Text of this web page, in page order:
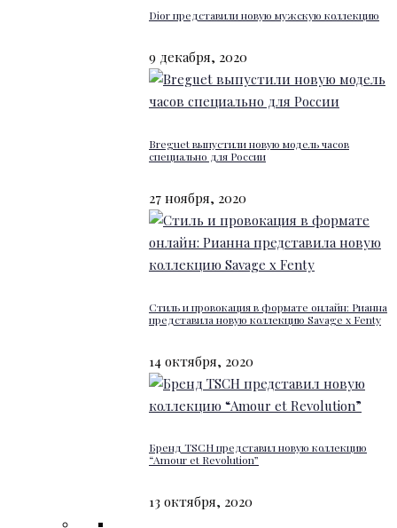
Dior представили новую мужскую коллекцию
9 декабря, 2020
Breguet выпустили новую модель часов
специально для России
27 ноября, 2020
Стиль и провокация в формате онлайн: Рианна
представила новую коллекцию Savage x Fenty
14 октября, 2020
Бренд TSCH представил новую коллекцию
“Amour et Revolution”
13 октября, 2020